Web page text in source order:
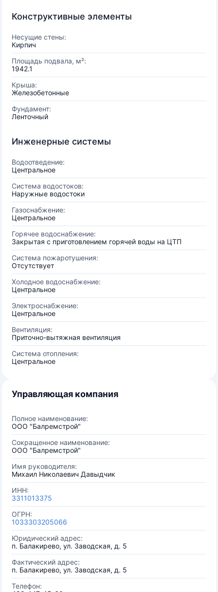
Конструктивные элементы
Несущие стены:
Кирпич
Площадь подвала, м²:
1942.1
Крыша:
Железобетонные
Фундамент:
Ленточный
Инженерные системы
Водоотведение:
Центральное
Система водостоков:
Наружные водостоки
Газоснабжение:
Центральное
Горячее водоснабжение:
Закрытая с приготовлением горячей воды на ЦТП
Система пожаротушения:
Отсутствует
Холодное водоснабжение:
Центральное
Электроснабжение:
Центральное
Вентиляция:
Приточно-вытяжная вентиляция
Система отопления:
Центральное
Управляющая компания
Полное наименование:
ООО "Балремстрой"
Сокращенное наименование:
ООО "Балремстрой"
Имя руководителя:
Михаил Николаевич Давыдчик
ИНН:
3311013375
ОГРН:
1033303205066
Юридический адрес:
п. Балакирево, ул. Заводская, д. 5
Фактический адрес:
п. Балакирево, ул. Заводская, д. 5
Телефон: